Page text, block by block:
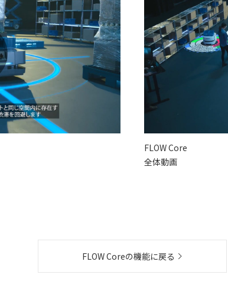
FLOW Core
全体動画
FLOW Coreの機能に戻る